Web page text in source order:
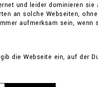
und leider dominieren
an solche Webseiten,
aufmerksam sein,
die Webseite ein, auf der